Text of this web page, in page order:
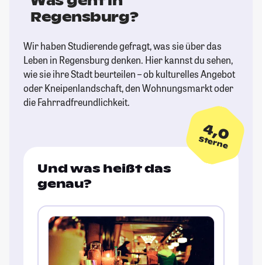
Regensburg?
Wir haben Studierende gefragt, was sie über das
Leben in Regensburg denken. Hier kannst du sehen,
wie sie ihre Stadt beurteilen – ob kulturelles Angebot
oder Kneipenlandschaft, den Wohnungsmarkt oder
die Fahrradfreundlichkeit.
4,0
Sterne
Und was heißt das
genau?